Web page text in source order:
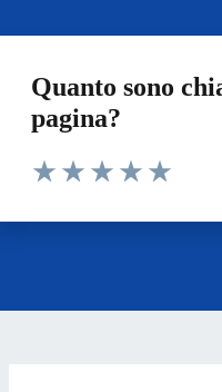
Quanto sono
pagina?